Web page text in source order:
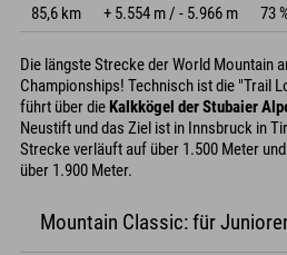
85,6 km
+ 5.554 m / - 5.966 m 73
Die längste Strecke der World Mountain
Championships! Technisch ist die "Trail
führt über die Kalkkögel der Stubaier
Neustift und das Ziel ist in Innsbruck in
Strecke verläuft auf über 1.500 Meter
über 1.900 Meter.
Mountain Classic: für